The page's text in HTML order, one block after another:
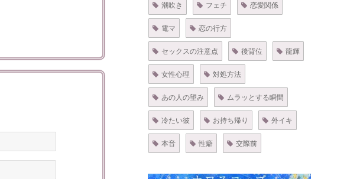
潮吹き フェチ 恋愛関係
電マ 恋の行方
セックスの注意点 後背位 龍輝
女性心理 対処方法
あの人の望み ムラッとする瞬間
冷たい彼 お持ち帰り 外イキ
本音 性癖 交際前